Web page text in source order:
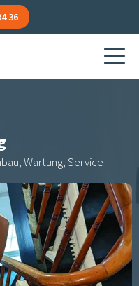
36
Wartung, Service